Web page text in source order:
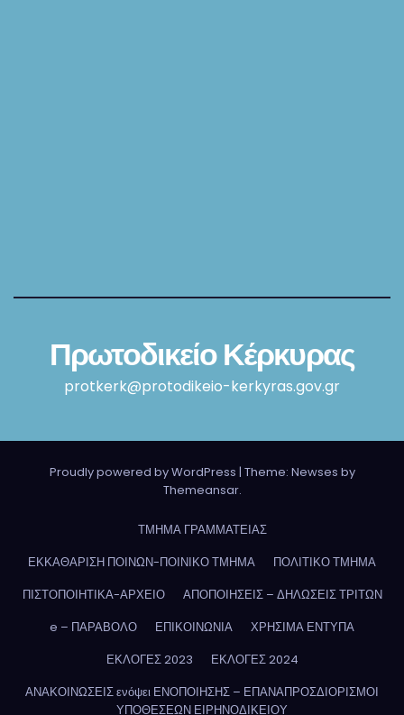
Πρωτοδικείο Κέρκυρας
protkerk@protodikeio-kerkyras.gov.gr
Proudly powered by WordPress | Theme: Newses by
Themeansar.
ΤΜΗΜΑ ΓΡΑΜΜΑΤΕΙΑΣ
ΕΚΚΑΘΑΡΙΣΗ ΠΟΙΝΩΝ-ΠΟΙΝΙΚΟ ΤΜΗΜΑ
ΠΟΛΙΤΙΚΟ ΤΜΗΜΑ
ΠΙΣΤΟΠΟΙΗΤΙΚΑ-ΑΡΧΕΙΟ
ΑΠΟΠΟΙΗΣΕΙΣ – ΔΗΛΩΣΕΙΣ ΤΡΙΤΩΝ
e – ΠΑΡΑΒΟΛΟ
ΕΠΙΚΟΙΝΩΝΙΑ
ΧΡΗΣΙΜΑ ΕΝΤΥΠΑ
ΕΚΛΟΓΕΣ 2023
ΕΚΛΟΓΕΣ 2024
ΑΝΑΚΟΙΝΩΣΕΙΣ ενόψει ΕΝΟΠΟΙΗΣΗΣ – ΕΠΑΝΑΠΡΟΣΔΙΟΡΙΣΜΟΙ
ΥΠΟΘΕΣΕΩΝ ΕΙΡΗΝΟΔΙΚΕΙΟΥ